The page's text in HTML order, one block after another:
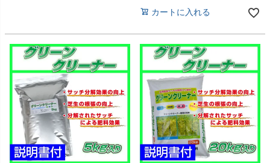
カートに入れる